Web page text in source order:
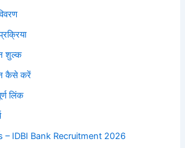
शुल्क
कैसे करें
लिंक
– IDBI Bank Recruitment 2026